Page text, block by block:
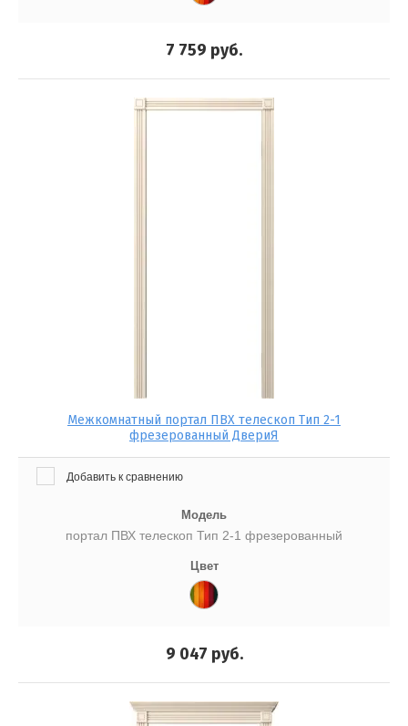
7 759 руб.
Межкомнатный портал ПВХ телескоп Тип 2-1
фрезерованный ДвериЯ
Добавить к сравнению
Модель
портал ПВХ телескоп Тип 2-1 фрезерованный
Цвет
9 047 руб.